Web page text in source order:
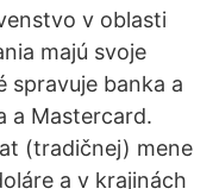
v oblasti
majú svoje
spravuje banka a
a Mastercard.
(tradičnej) mene
a v krajinách